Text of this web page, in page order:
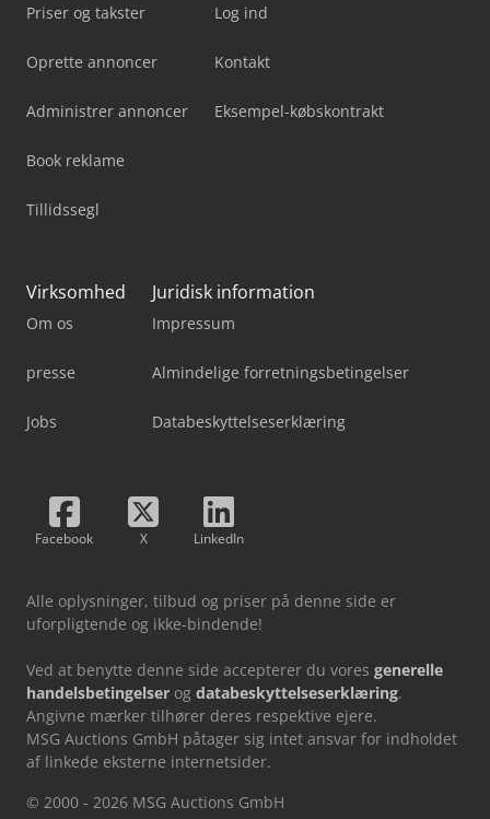
Priser og takster
Oprette annoncer
Administrer annoncer
Book reklame
Tillidssegl
Log ind
Kontakt
Eksempel-købskontrakt
Virksomhed
Om os
presse
Jobs
Juridisk information
Impressum
Almindelige forretningsbetingelser
Databeskyttelseserklæring
Facebook X LinkedIn
Alle oplysninger, tilbud og priser på denne side er
uforpligtende og ikke-bindende!
Ved at benytte denne side accepterer du vores generelle
handelsbetingelser og databeskyttelseserklæring.
Angivne mærker tilhører deres respektive ejere.
MSG Auctions GmbH påtager sig intet ansvar for indholdet
af linkede eksterne internetsider.
© 2000 - 2026 MSG Auctions GmbH